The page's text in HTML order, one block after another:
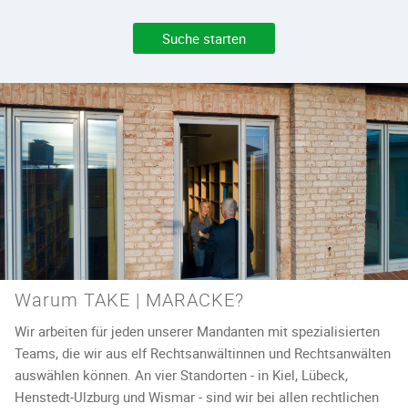
Suche starten
Warum TAKE | MARACKE?
Wir arbeiten für jeden unserer Mandanten mit spezialisierten
Teams, die wir aus elf Rechtsanwältinnen und Rechtsanwälten
auswählen können. An vier Standorten - in Kiel, Lübeck,
Henstedt-Ulzburg und Wismar - sind wir bei allen rechtlichen